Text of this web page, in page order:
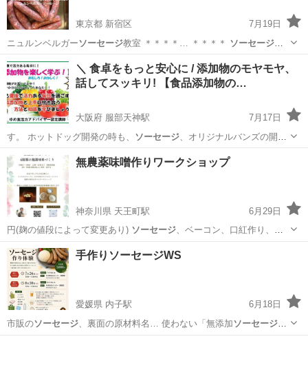
東京都 新宿区
7月19日
ニュルンベルガーソーセージ教室 ＊＊＊＊… ＊＊＊＊ ソーセージ大
国、ドイツで一… 番有名なソーセージ「ニュルンベルガ… ーソーセー
ジ
」 ６００… ベルクで生まれたソーセージ そん… なソーセージの
王...
東京 新宿区 料理 ソーセージ
＼ 食卓をもっと安心に / 添加物のモヤモヤ、
話してスッキリ! 【食品添加物の…
大阪府 服部天神駅
7月17日
す。 ホットドッグ開発の時も、 ソーセージ、オリジナルバンズの開
発！ 結局、…
大阪 豊中市 服部天神駅
無農薬味噌作りワークショップ
神奈川県 天王町駅
6月29日
円(麹の値段によって変更あり) ソーセージ、ベーコン、口紅作り、ハ
ンドクリーム…
神奈川 横浜市 天王町駅 その他
手作りソーセージWS
愛媛県 内子駅
6月18日
市販のソーセージ、裏面の原材料名… 使わない「無添加ソーセージ」
づくりの体験会… 自分だけの特別なソーセージを一緒に作ってみ… だ